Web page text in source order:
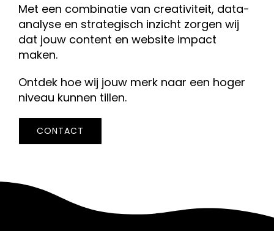
Met een combinatie van creativiteit, data-
analyse en strategisch inzicht zorgen wij
dat jouw content en website impact
maken.
Ontdek hoe wij jouw merk naar een hoger
niveau kunnen tillen.
CONTACT